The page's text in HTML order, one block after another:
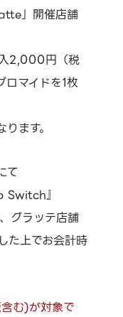
」開催店舗
2,000円（税
ロマイドを1枚
ます。
て
』
グラッテ店舗
た上でお会計時
む)が対象で